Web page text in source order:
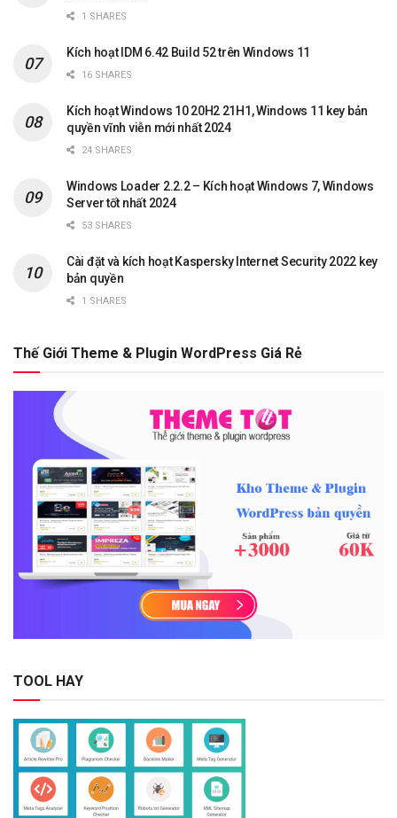
1 SHARES
Kích hoạt IDM 6.42 Build 52 trên Windows 11
16 SHARES
Kích hoạt Windows 10 20H2 21H1, Windows 11 key bản
quyền vĩnh viễn mới nhất 2024
24 SHARES
Windows Loader 2.2.2 – Kích hoạt Windows 7, Windows
Server tốt nhất 2024
53 SHARES
Cài đặt và kích hoạt Kaspersky Internet Security 2022 key
bản quyền
1 SHARES
Thế Giới Theme & Plugin WordPress Giá Rẻ
TOOL HAY